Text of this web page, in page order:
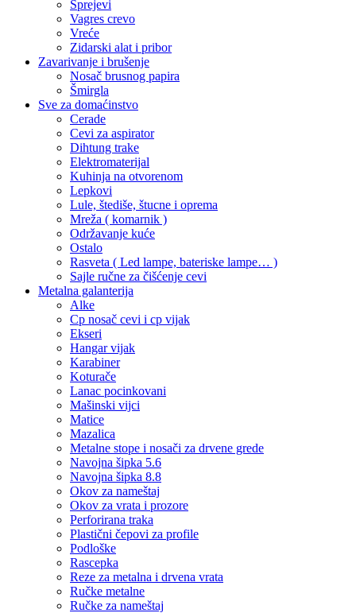
Sprejevi
Vagres crevo
Vreće
Zidarski alat i pribor
Zavarivanje i brušenje
Nosač brusnog papira
Šmirgla
Sve za domaćinstvo
Cerade
Cevi za aspirator
Dihtung trake
Elektromaterijal
Kuhinja na otvorenom
Lepkovi
Lule, štediše, štucne i oprema
Mreža ( komarnik )
Održavanje kuće
Ostalo
Rasveta ( Led lampe, bateriske lampe… )
Sajle ručne za čišćenje cevi
Metalna galanterija
Alke
Cp nosač cevi i cp vijak
Ekseri
Hangar vijak
Karabiner
Koturače
Lanac pocinkovani
Mašinski vijci
Matice
Mazalica
Metalne stope i nosači za drvene grede
Navojna šipka 5.6
Navojna šipka 8.8
Okov za nameštaj
Okov za vrata i prozore
Perforirana traka
Plastični čepovi za profile
Podloške
Rascepka
Reze za metalna i drvena vrata
Ručke metalne
Ručke za nameštaj